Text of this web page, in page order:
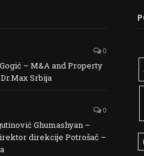
0
– M&A and Property
Srbija
0
Ghumashyan –
direkcije Potrošač –